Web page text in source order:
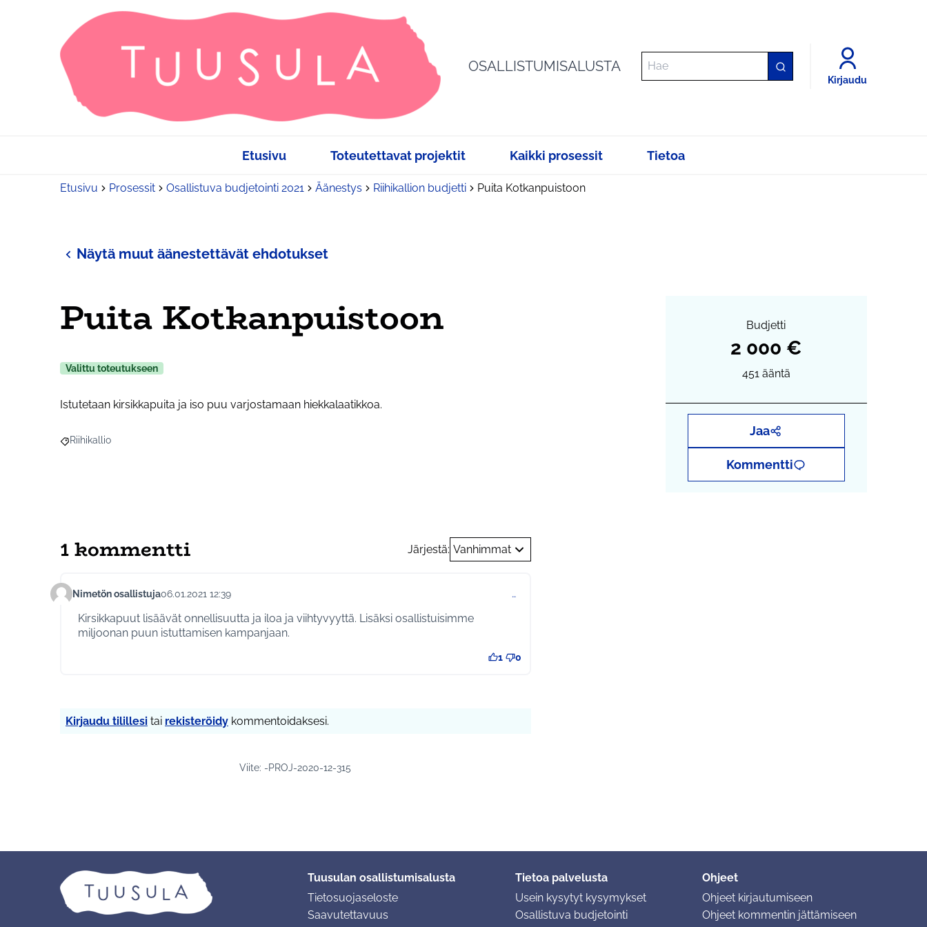
OSALLISTUMISALUSTA
Kirjaudu
Etusivu Toteutettavat projektit Kaikki prosessit Tietoa
Etusivu Prosessit Osallistuva budjetointi 2021 Äänestys Riihikallion budjetti Puita Kotkanpuistoon
Näytä muut äänestettävät ehdotukset
Puita Kotkanpuistoon
Valittu toteutukseen
Istutetaan kirsikkapuita ja iso puu varjostamaan hiekkalaatikkoa.
Rajaa tulokset aihepiirin mukaan: Riihikallio
Riihikallio
Budjetti
2 000 €
451 ääntä
Jaa
Kommentti
1 kommentti Järjestä: Vanhimmat
Kommentti 397
Nimetön osallistuja06.01.2021 12:39 …
Kirsikkapuut lisäävät onnellisuutta ja iloa ja viihtyvyyttä. Lisäksi osallistuisimme
miljoonan puun istuttamisen kampanjaan.
1 0
Kirjaudu tilillesi tai rekisteröidy kommentoidaksesi.
Viite: -PROJ-2020-12-315
Tuusulan osallistumisalusta
Tietosuojaseloste
Saavutettavuus
Tietoa palvelusta
Usein kysytyt kysymykset
Osallistuva budjetointi
Ohjeet
Ohjeet kirjautumiseen
Ohjeet kommentin jättämiseen